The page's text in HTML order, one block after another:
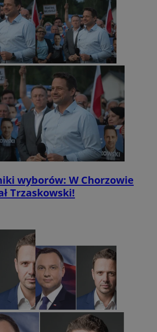
wyborów: W Chorzowie
Trzaskowski!